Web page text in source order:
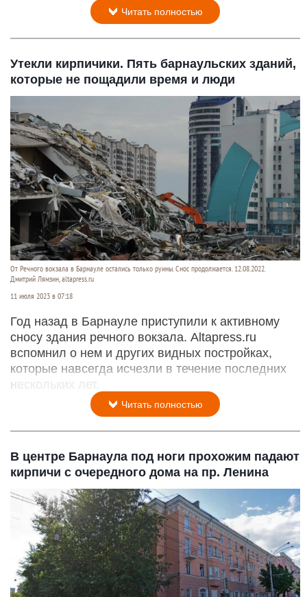
Читать полностью
Утекли кирпичики. Пять барнаульских зданий,
которые не пощадили время и люди
От Речного вокзала в Барнауле остались только руины. Снос продолжается. 12.08.2022.
Дмитрий Лямзин, altapress.ru
11 июля 2023 в 07:18
Год назад в Барнауле приступили к активному
сносу здания речного вокзала. Altapress.ru
вспомнил о нем и других видных постройках,
которые навсегда исчезли в течение последних
нескольких лет.
Читать полностью
В центре Барнаула под ноги прохожим падают
кирпичи с очередного дома на пр. Ленина